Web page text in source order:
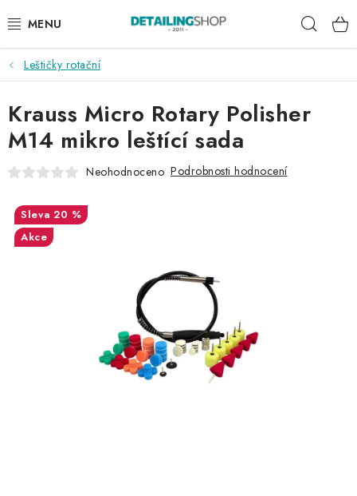
na
AKCE
NOVINKY
EXTERIÉR
PŘÍSLUŠENSTVÍ
DÁRKOVÉ SADY A POUKAZY
Leštičky rotační
Krauss Micro Rotary Polisher
M14 mikro leštící sada
Neohodnoceno Podrobnosti hodnocení
20 %
Akce